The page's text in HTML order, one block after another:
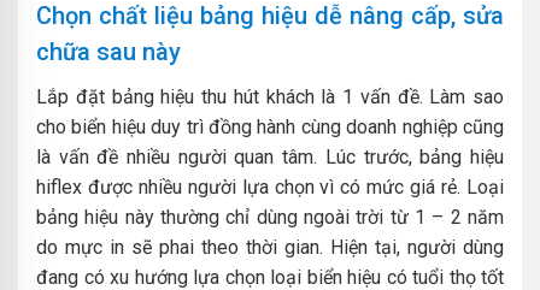
Chọn chất liệu bảng hiệu dễ nâng cấp, sửa
chữa sau này
Lắp đặt bảng hiệu thu hút khách là 1 vấn đề. Làm sao
cho biển hiệu duy trì đồng hành cùng doanh nghiệp cũng
là vấn đề nhiều người quan tâm. Lúc trước, bảng hiệu
hiflex được nhiều người lựa chọn vì có mức giá rẻ. Loại
bảng hiệu này thường chỉ dùng ngoài trời từ 1 – 2 năm
do mực in sẽ phai theo thời gian. Hiện tại, người dùng
đang có xu hướng lựa chọn loại biển hiệu có tuổi thọ tốt